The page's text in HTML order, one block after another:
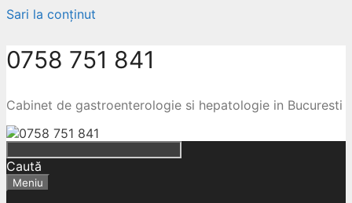
Sari la conținut
0758 751 841
Cabinet de gastroenterologie si hepatologie in Bucuresti
Caută
Meniu